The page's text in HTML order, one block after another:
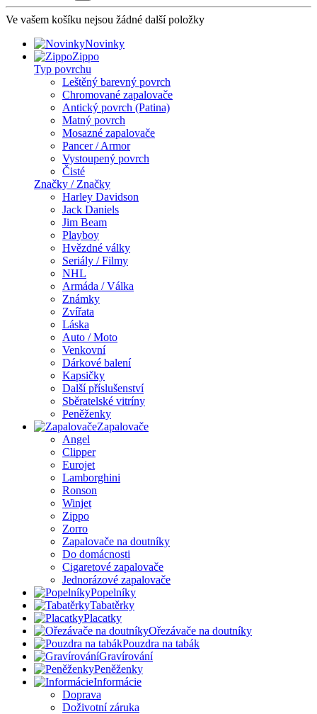
Ve vašem košíku nejsou žádné další položky
Novinky
Zippo
Typ povrchu
Leštěný barevný povrch
Chromované zapalovače
Antický povrch (Patina)
Matný povrch
Mosazné zapalovače
Pancer / Armor
Vystoupený povrch
Čisté
Značky / Značky
Harley Davidson
Jack Daniels
Jim Beam
Playboy
Hvězdné války
Seriály / Filmy
NHL
Armáda / Válka
Známky
Zvířata
Láska
Auto / Moto
Venkovní
Dárkové balení
Kapsičky
Další příslušenství
Sběratelské vitríny
Peněženky
Zapalovače
Angel
Clipper
Eurojet
Lamborghini
Ronson
Winjet
Zippo
Zorro
Zapalovače na doutníky
Do domácnosti
Cigaretové zapalovače
Jednorázové zapalovače
Popelníky
Tabatěrky
Placatky
Ořezávače na doutníky
Pouzdra na tabák
Gravírování
Peněženky
Informácie
Doprava
Doživotní záruka